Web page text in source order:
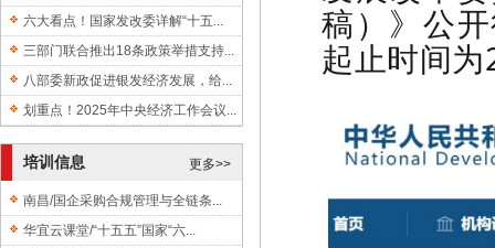
六大看点！国家发改委详解“十五...
三部门联合推出18条政策举措支持...
八部委新政促进银发经济发展，给...
划重点！2025年中央经济工作会议...
更多>>
培训信息
南昌/国企采购合规管理与全链条...
华宜云课堂/“十五五”国家“六...
稿）》公
起止时间